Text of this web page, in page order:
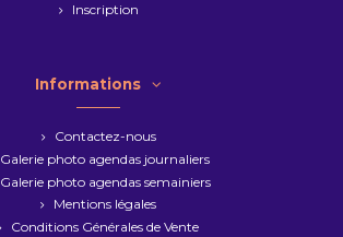
Inscription
Informations
Contactez-nous
Galerie photo agendas journaliers
Galerie photo agendas semainiers
Mentions légales
Conditions Générales de Vente